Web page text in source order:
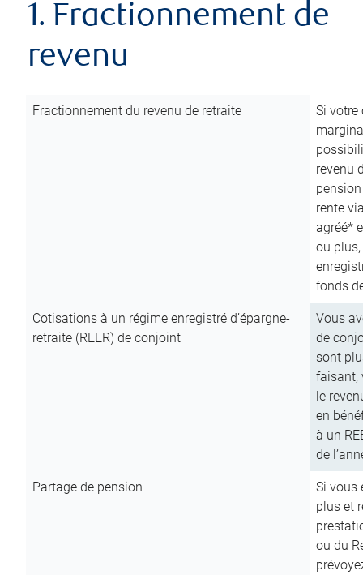
1. Fractionnement de
revenu
Fractionnement du revenu de retraite
Si votre
revenu
rente
agréé*
ou
fonds
Cotisations à un régime enregistré d’épargne-
retraite (REER) de conjoint
Vous
de
sont
faisant,
le
en
à un
de
Partage de pension
Si vous
plus et
ou du